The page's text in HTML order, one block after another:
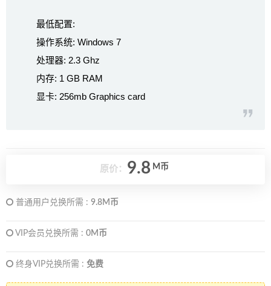
最低配置:
操作系统: Windows 7
处理器: 2.3 Ghz
内存: 1 GB RAM
显卡: 256mb Graphics card
原价： 9.8 M币
普通用户兑换所需 : 9.8M币
VIP会员兑换所需 : 0M币
终身VIP兑换所需 : 免费